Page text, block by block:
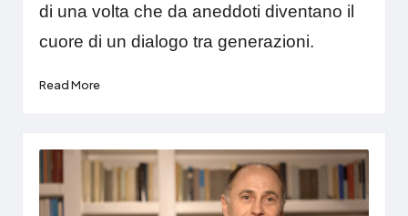
di una volta che da aneddoti diventano il
cuore di un dialogo tra generazioni.
Read More